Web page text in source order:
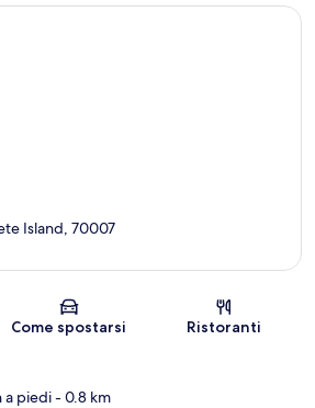
Mappa
Island, 70007
Come spostarsi Ristoranti
a piedi- 0.8 km